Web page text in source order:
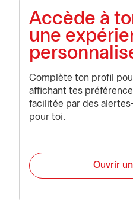
Accède à
une
Complète ton profil
affichant tes
facilitée par des
pour toi.
Ouvrir